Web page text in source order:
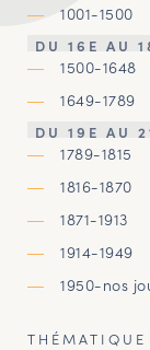
1001-1500
DU 16E AU
1500-1648
1649-1789
DU 19E AU
1789-1815
1816-1870
1871-1913
1914-1949
1950-nos
THÉMATIQUE